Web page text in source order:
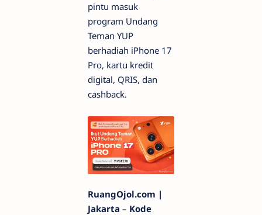
pintu masuk
program Undang
Teman YUP
berhadiah iPhone 17
Pro, kartu kredit
digital, QRIS, dan
cashback.
RuangOjol.com |
Jakarta – Kode